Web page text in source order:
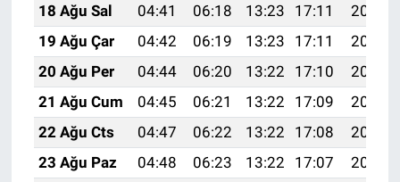
18 Ağu Sal
04:41 06:18 13:23 17:11
20:18
19 Ağu Çar
04:42 06:19 13:23 17:11
20:16
20 Ağu Per
04:44 06:20 13:22 17:10
20:15
21 Ağu Cum
04:45 06:21 13:22 17:09
20:13
22 Ağu Cts
04:47 06:22 13:22 17:08
20:12
23 Ağu Paz
04:48 06:23 13:22 17:07
20:10